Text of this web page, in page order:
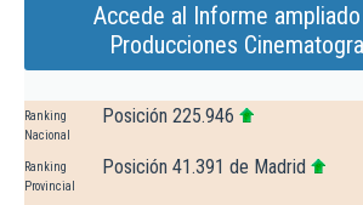
Accede al Informe
Producciones
Ranking
Nacional
Posición 225.946
Ranking
Provincial
Posición 41.391 de Madrid